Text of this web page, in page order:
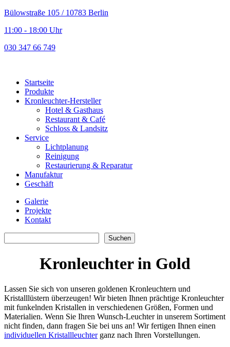
Bülowstraße 105 / 10783 Berlin
11:00 - 18:00 Uhr
030 347 66 749
Startseite
Produkte
Kronleuchter-Hersteller
Hotel & Gasthaus
Restaurant & Café
Schloss & Landsitz
Service
Lichtplanung
Reinigung
Restaurierung & Reparatur
Manufaktur
Geschäft
Galerie
Projekte
Kontakt
Suchen
Kronleuchter in Gold
Lassen Sie sich von unseren goldenen Kronleuchtern und
Kristalllüstern überzeugen! Wir bieten Ihnen prächtige Kronleuchter
mit funkelnden Kristallen in verschiedenen Größen, Formen und
Materialien. Wenn Sie Ihren Wunsch-Leuchter in unserem Sortiment
nicht finden, dann fragen Sie bei uns an! Wir fertigen Ihnen einen
individuellen Kristallleuchterganz nach Ihren Vorstellungen.